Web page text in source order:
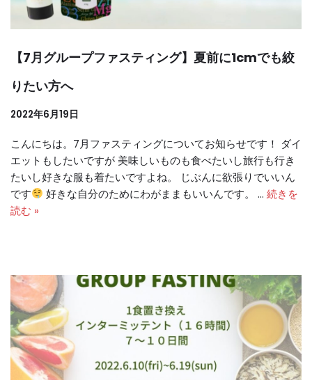
【7月グループファスティング】夏前に1cmでも絞
りたい方へ
2022年6月19日
こんにちは。7月ファスティングについてお知らせです！ ダイ
エットもしたいですが 美味しいものも食べたいし旅行も行き
たいし好きな服も着たいですよね。 じぶんに欲張りでいいん
です
好きな自分のためにわがままもいいんです。 …続きを
読む »